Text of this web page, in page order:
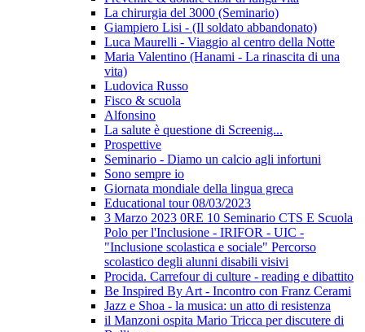
La chirurgia del 3000 (Seminario)
Giampiero Lisi - (Il soldato abbandonato)
Luca Maurelli - Viaggio al centro della Notte
Maria Valentino (Hanami - La rinascita di una
vita)
Ludovica Russo
Fisco & scuola
Alfonsino
La salute è questione di Screenig...
Prospettive
Seminario - Diamo un calcio agli infortuni
Sono sempre io
Giornata mondiale della lingua greca
Educational tour 08/03/2023
3 Marzo 2023 0RE 10 Seminario CTS E Scuola
Polo per l'Inclusione - IRIFOR - UIC -
"Inclusione scolastica e sociale" Percorso
scolastico degli alunni disabili visivi
Procida. Carrefour di culture - reading e dibattito
Be Inspired By Art - Incontro con Franz Cerami
Jazz e Shoa - la musica: un atto di resistenza
il Manzoni ospita Mario Tricca per discutere di